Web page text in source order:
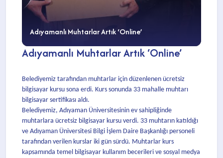
Adıyamanlı Muhtarlar Artık ‘Online’
Adıyamanlı Muhtarlar Artık ‘Online’
Belediyemiz tarafından muhtarlar için düzenlenen ücretsiz
bilgisayar kursu sona erdi. Kurs sonunda 33 mahalle muhtarı
bilgisayar sertifikası aldı.
Belediyemiz, Adıyaman Üniversitesinin ev sahipliğinde
muhtarlara ücretsiz bilgisayar kursu verdi. 33 muhtarın katıldığı
ve Adıyaman Üniversitesi Bilgi İşlem Daire Başkanlığı personeli
tarafından verilen kurslar iki gün sürdü. Muhtarlar kurs
kapsamında temel bilgisayar kullanım becerileri ve sosyal medya